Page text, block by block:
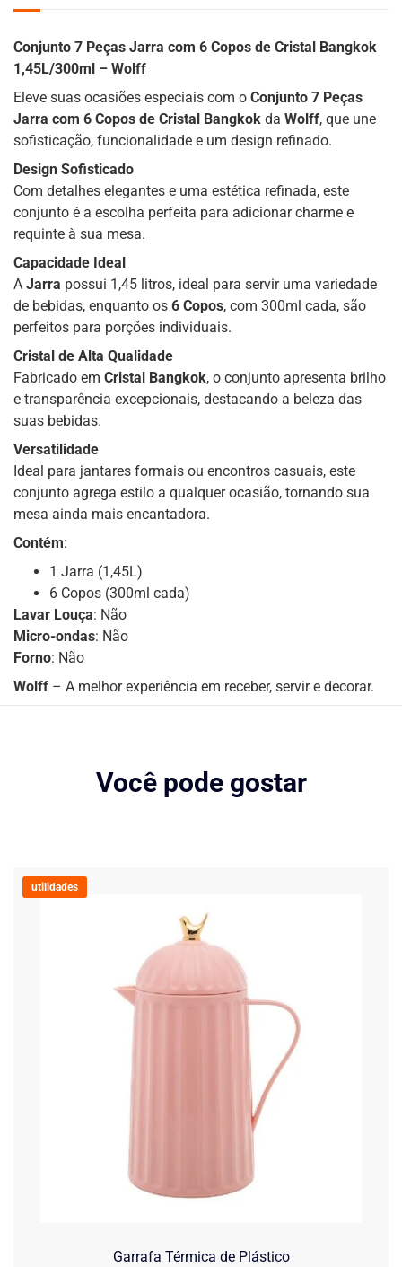
Conjunto 7 Peças Jarra com 6 Copos de Cristal Bangkok
1,45L/300ml – Wolff
Eleve suas ocasiões especiais com o Conjunto 7 Peças
Jarra com 6 Copos de Cristal Bangkok da Wolff, que une
sofisticação, funcionalidade e um design refinado.
Design Sofisticado
Com detalhes elegantes e uma estética refinada, este
conjunto é a escolha perfeita para adicionar charme e
requinte à sua mesa.
Capacidade Ideal
A Jarra possui 1,45 litros, ideal para servir uma variedade
de bebidas, enquanto os 6 Copos, com 300ml cada, são
perfeitos para porções individuais.
Cristal de Alta Qualidade
Fabricado em Cristal Bangkok, o conjunto apresenta brilho
e transparência excepcionais, destacando a beleza das
suas bebidas.
Versatilidade
Ideal para jantares formais ou encontros casuais, este
conjunto agrega estilo a qualquer ocasião, tornando sua
mesa ainda mais encantadora.
Contém:
1 Jarra (1,45L)
6 Copos (300ml cada)
Lavar Louça: Não
Micro-ondas: Não
Forno: Não
Wolff – A melhor experiência em receber, servir e decorar.
Você pode gostar
utilidades
Garrafa Térmica de Plástico